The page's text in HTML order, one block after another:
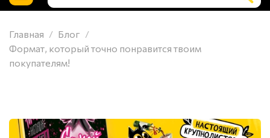
Главная
Блог
Формат, который точно понравится твоим
покупателям!